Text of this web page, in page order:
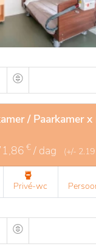
/ Paarkamer x
€ / dag (+/-
Privé-wc